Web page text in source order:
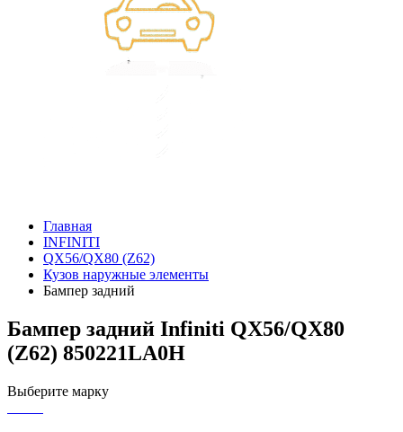
Главная
INFINITI
QX56/QX80 (Z62)
Кузов наружные элементы
Бампер задний
Бампер задний Infiniti QX56/QX80
(Z62) 850221LA0H
Выберите марку